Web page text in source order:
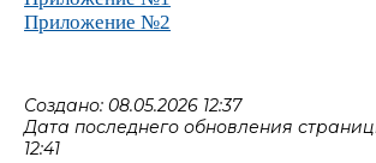
Приложение №2
Создано: 08.05.2026 12:37
Дата последнего обновления
12:41